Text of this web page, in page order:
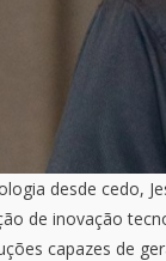
desde cedo,
de inovação
capazes de